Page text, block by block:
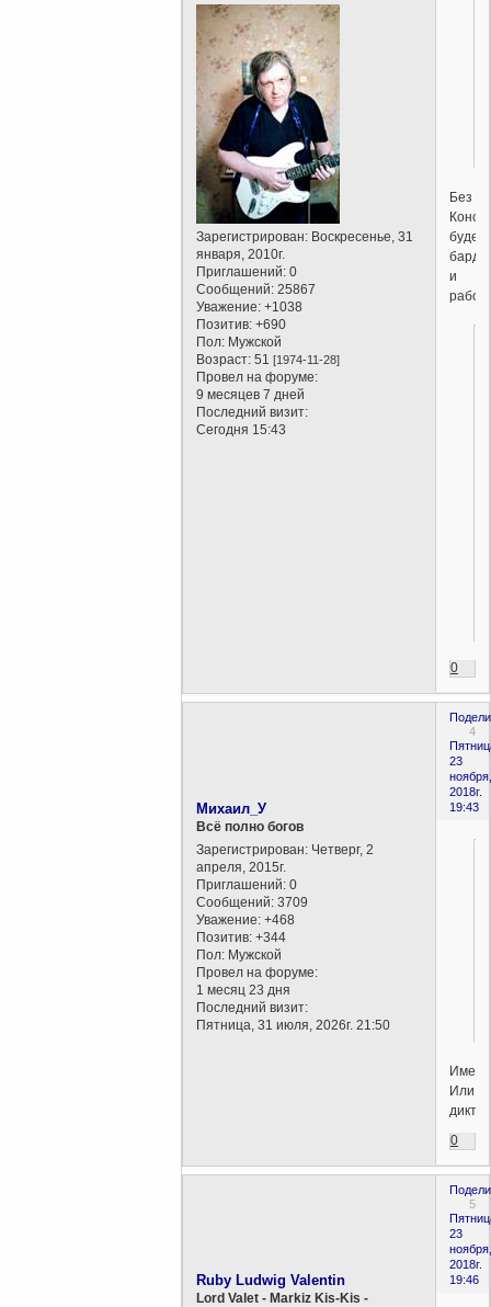
Зарегистрирован: Воскресенье, 31
января, 2010г.
Приглашений: 0
Сообщений: 25867
Уважение: +1038
Позитив: +690
Пол: Мужской
Возраст: 51[1974-11-28]
Провел на форуме:
9 месяцев 7 дней
Последний визит:
Сегодня 15:43
Без
будет
и
0
4
23
ноября,
2018г.
19:43
Михаил_У
Всё полно богов
Зарегистрирован: Четверг, 2
апреля, 2015г.
Приглашений: 0
Сообщений: 3709
Уважение: +468
Позитив: +344
Пол: Мужской
Провел на форуме:
1 месяц 23 дня
Последний визит:
Пятница, 31 июля, 2026г. 21:50
Или
0
5
23
ноября,
2018г.
19:46
Ruby Ludwig Valentin
Lord Valet - Markiz Kis-Kis -